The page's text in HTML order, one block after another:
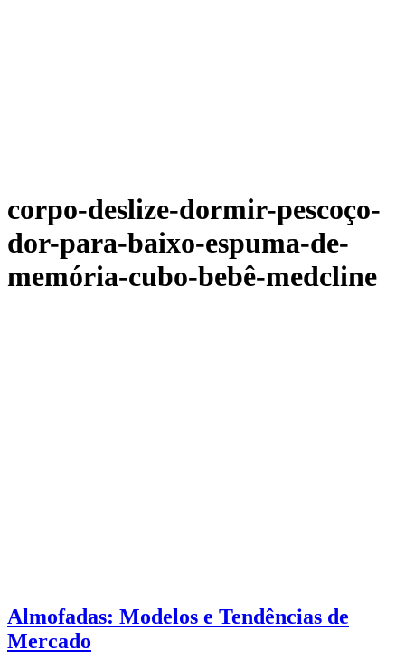
corpo-deslize-dormir-pescoço-
dor-para-baixo-espuma-de-
memória-cubo-bebê-medcline
Almofadas: Modelos e Tendências de
Mercado